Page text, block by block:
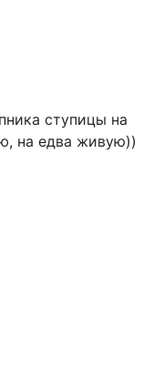
ступицы на
на едва живую))